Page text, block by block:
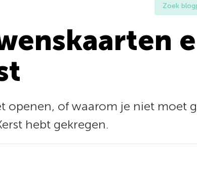
openen, of waarom je niet moet
hebt gekregen.